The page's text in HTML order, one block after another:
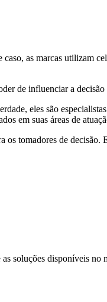
as marcas utilizam
de influenciar a decisão
eles são
em suas áreas de
os tomadores de decisão.
soluções disponíveis no